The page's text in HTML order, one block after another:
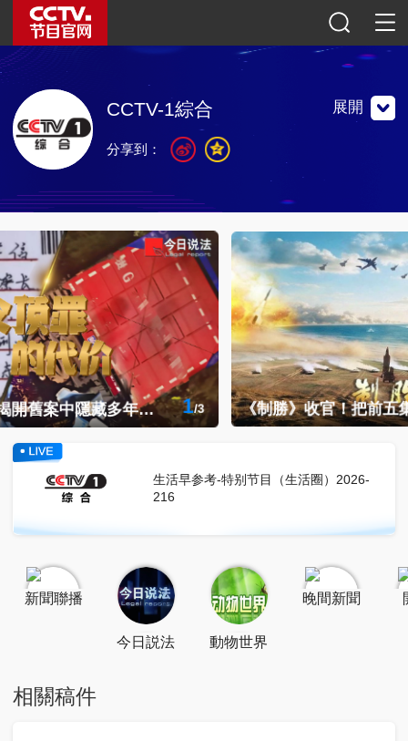
CCTV-1綜合
中央電視台第一套節目綜合頻道，1958年開播。打造以新聞
為主的精品綜合頻道，傳遞力量、溫暖和希望。
中央電視台第一套節目綜合頻道，1958年開播。打造以新聞
為主的精品綜合頻道，傳遞力量、溫暖和希望。
聯繫地址：中國北京市海淀區復興路11號綜合頻道
郵編：100859
官方微博
點擊關注
微信公眾號
掃一掃關注
央視影音
點擊下載
展開
分享到：
《制勝》收官！把前五集的力量擰成了一股繩 2/3
生活早参考-特别节目（生活圈）2026-
216
新聞聯播
今日説法 動物世界
晚間新聞
相關稿件